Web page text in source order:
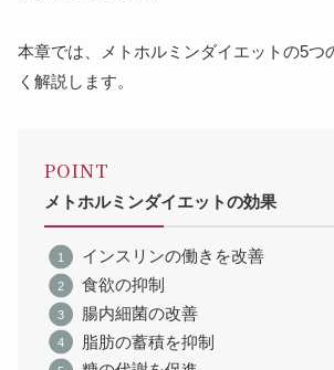
本章では、メトホルミンダイエットの5つ
く解説します。
POINT
メトホルミンダイエットの効果
インスリンの働きを改善
食欲の抑制
腸内細菌の改善
脂肪の蓄積を抑制